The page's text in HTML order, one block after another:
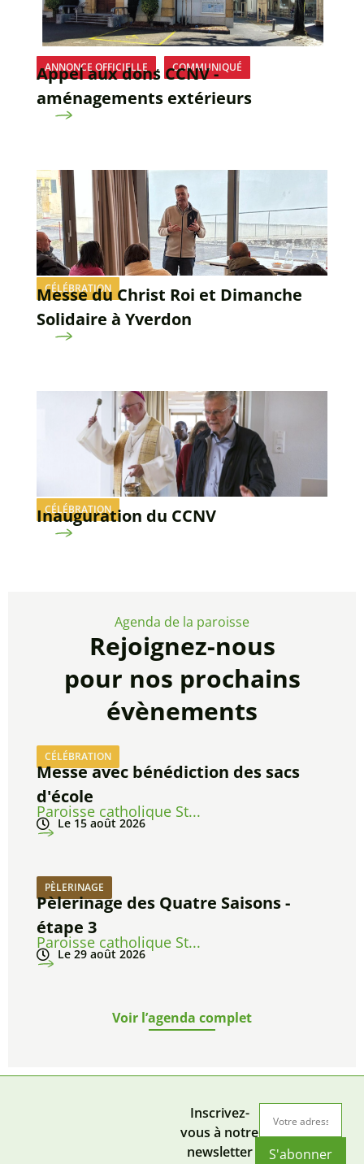
ANNONCE OFFICIELLE , COMMUNIQUÉ
Appel aux dons CCNV -
aménagements extérieurs
CÉLÉBRATION
Messe du Christ Roi et Dimanche
Solidaire à Yverdon
CÉLÉBRATION
Inauguration du CCNV
Agenda de la paroisse
Rejoignez-nous
pour nos prochains
évènements
CÉLÉBRATION
Messe avec bénédiction des sacs
d'école
Paroisse catholique St...
Le 15 août 2026
PÈLERINAGE
Pèlerinage des Quatre Saisons -
étape 3
Paroisse catholique St...
Le 29 août 2026
Voir l’agenda complet
Inscrivez-
vous à notre
newsletter
S'abonner